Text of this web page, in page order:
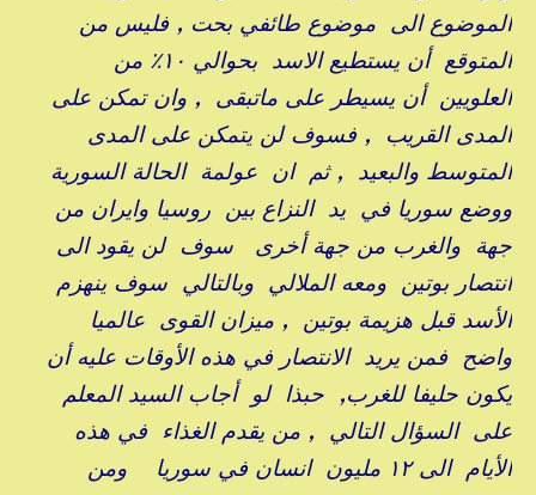
الموضوع الى موضوع طائفي بحت , فليس من
المتوقع أن يستطيع الاسد بحوالي ١٠٪ من
العلويين أن يسيطر على ماتبقى , وان تمكن على
المدى القريب , فسوف لن يتمكن على المدى
المتوسط والبعيد , ثم ان عولمة الحالة السورية
ووضع سوريا في يد النزاع بين روسيا وايران من
جهة والغرب من جهة أخرى سوف لن يقود الى
انتصار بوتين ومعه الملالي وبالتالي سوف ينهزم
الأسد قبل هزيمة بوتين , ميزان القوى عالميا
واضح فمن يريد الانتصار في هذه الأوقات عليه أن
يكون حليفا للغرب, حبذا لو أجاب السيد المعلم
على السؤال التالي , من يقدم الغذاء في هذه
الأيام الى ١٢ مليون انسان في سوريا ومن